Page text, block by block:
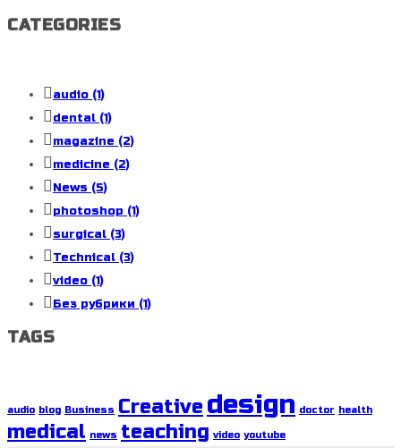
CATEGORIES
audio (1)
dental (1)
magazine (2)
medicine (2)
News (5)
photoshop (1)
surgical (3)
Technical (3)
video (1)
Без рубрики (1)
TAGS
audio blog Business Creative design doctor health
medical news teaching video youtube